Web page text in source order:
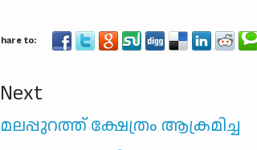
Next
മലപ്പുറത്ത് ക്ഷേത്രം ആക്രമിച്ച